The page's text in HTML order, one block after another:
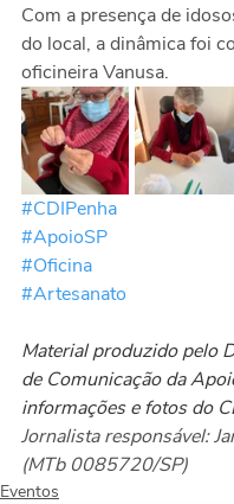
Com a presença de
do local, a dinâmica foi
oficineira Vanusa.
#CDIPenha
#ApoioSP
#Oficina
#Artesanato
Material produzido pelo
de Comunicação da
informações e fotos do
Jornalista responsável:
(MTb 0085720/SP)
Eventos